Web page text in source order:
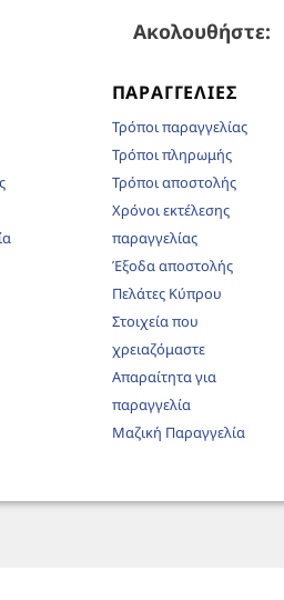
Ακολουθήστε:
ΠΑΡΑΓΓΕΛΊΕΣ
Τρόποι παραγγελίας
Τρόποι πληρωμής
Τρόποι αποστολής
Χρόνοι εκτέλεσης
παραγγελίας
Έξοδα αποστολής
Πελάτες Κύπρου
Στοιχεία που
χρειαζόμαστε
Απαραίτητα για
παραγγελία
Μαζική Παραγγελία